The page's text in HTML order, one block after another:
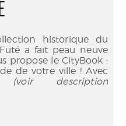
historique du
a fait peau neuve
propose le CityBook :
de votre ville ! Avec
description